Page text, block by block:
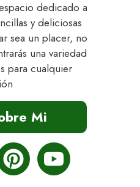
dedicado a
y deliciosas
sea un placer, no
una variedad
para cualquier
Mi